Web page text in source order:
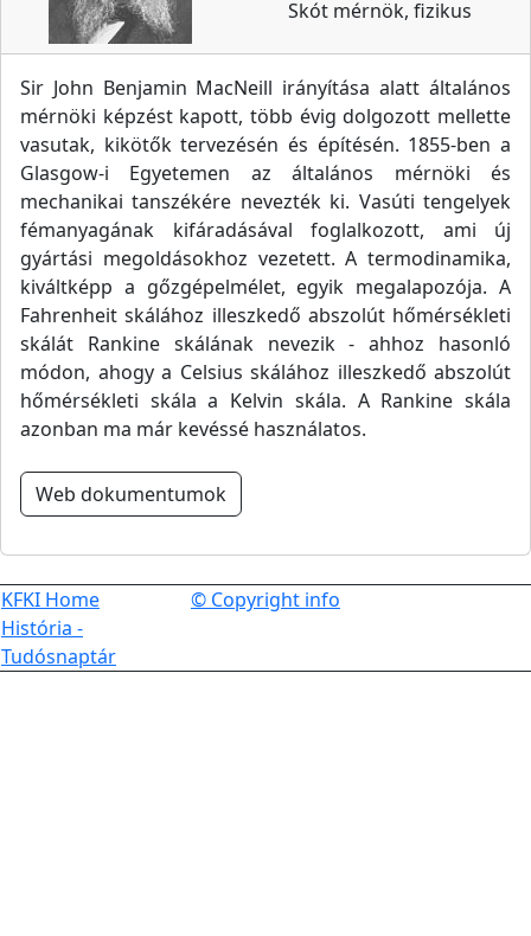
Skót mérnök, fizikus
Sir John Benjamin MacNeill irányítása alatt általános
mérnöki képzést kapott, több évig dolgozott mellette
vasutak, kikötők tervezésén és építésén. 1855-ben a
Glasgow-i Egyetemen az általános mérnöki és
mechanikai tanszékére nevezték ki. Vasúti tengelyek
fémanyagának kifáradásával foglalkozott, ami új
gyártási megoldásokhoz vezetett. A termodinamika,
kiváltképp a gőzgépelmélet, egyik megalapozója. A
Fahrenheit skálához illeszkedő abszolút hőmérsékleti
skálát Rankine skálának nevezik - ahhoz hasonló
módon, ahogy a Celsius skálához illeszkedő abszolút
hőmérsékleti skála a Kelvin skála. A Rankine skála
azonban ma már kevéssé használatos.
Web dokumentumok
KFKI Home
História -
Tudósnaptár
© Copyright info